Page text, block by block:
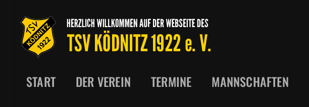
springen
START DER VEREIN TERMINE MANNSCHAFTEN